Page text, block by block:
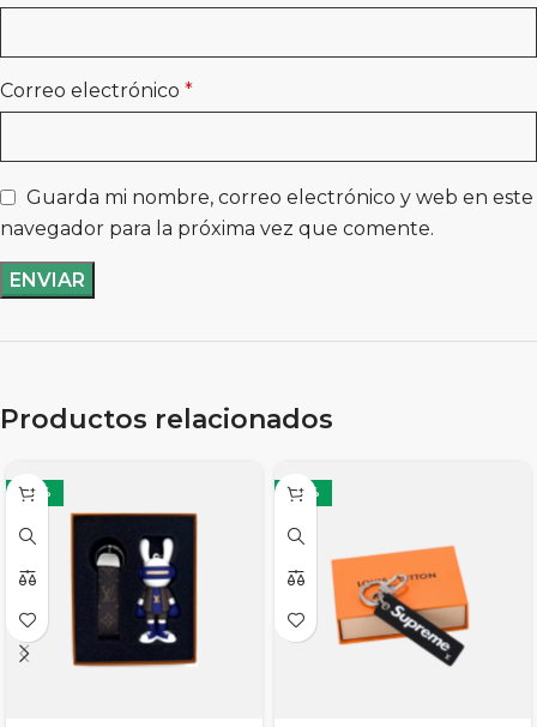
Correo electrónico *
Guarda mi nombre, correo electrónico y web en este
navegador para la próxima vez que comente.
Productos relacionados
-29% -29%